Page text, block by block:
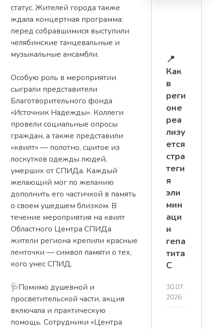
статус. Жителей города также
ждала концертная программа:
перед собравшимися выступили
челябинские танцевальные и
музыкальные ансамбли.
Особую роль в мероприятии
сыграли представители
Благотворительного фонда
«Источник Надежды». Коллеги
провели социальные опросы
граждан, а также представили
«квилт» — полотно, сшитое из
лоскутков одежды людей,
умерших от СПИДа. Каждый
желающий мог по желанию
дополнить его частичкой в память
о своем ушедшем близком. В
течение мероприятия на квилт
Областного Центра СПИДа
жители региона крепили красные
ленточки — символ памяти о тех,
кого унес СПИД.
🩺Помимо душевной и
просветительской части, акция
включала и практическую
помощь. Сотрудники «Центра
📍
Как
в
реги
оне
реа
лизу
ется
стра
теги
я
эли
мин
аци
и
гепа
тита
С
30.07.
2026